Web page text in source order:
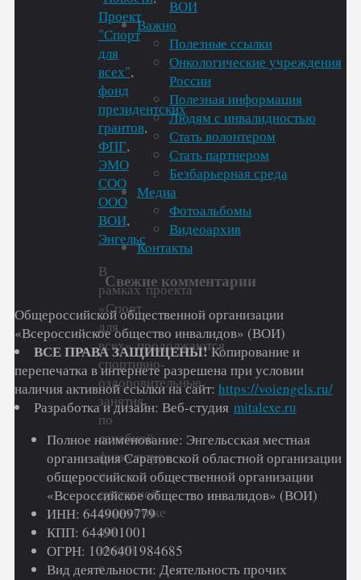
Проект
"Спорт
для
всех",
фонд
президентских
грантов,
ФПГ,
ЭМО
СОО
ООО
ВОИ,
Энгельс
В
рамках проекта
«Спорт
для
всех» продолжаются
спортивно-
оздоровительные
занятия
по
лечебной
физкультуре
и
суставной
гимнастике
для
людей
с
ВОИ
Важно
Полезные ссылки
Онкологические учреждения
России
Полезная информация
Людям с инвалидностью
Стать волонтером
Стать партнером
Безбарьерная среда
Медиа
Фотоальбомы
Видеоархив
Контакты
Свежие комментарии
Общероссийской общественной организации
«Всероссийское общество инвалидов» (ВОИ)
ВСЕ ПРАВА ЗАЩИЩЕНЫ!Копирование и
перепечатка в интернете разрешена при условии
наличия активной ссылки на сайт: https://voiengels.ru/
Разработка и дизайн: Веб-студия mitalexe.ru
Полное наименование: Энгельсская местная
организация Саратовской областной организации
общероссийской общественной организации
«Всероссийское общество инвалидов» (ВОИ)
ИНН: 6449009779
КПП: 644901001
ОГРН: 1026401984685
Вид деятельности: Деятельность прочих